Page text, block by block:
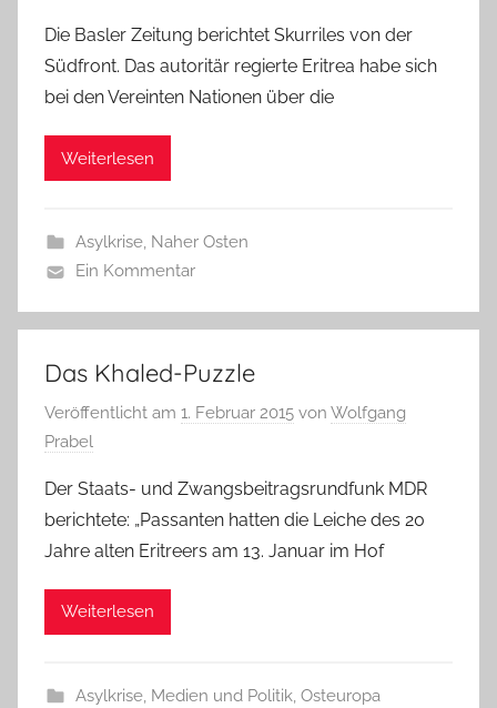
Die Basler Zeitung berichtet Skurriles von der
Südfront. Das autoritär regierte Eritrea habe sich
bei den Vereinten Nationen über die
Weiterlesen
Asylkrise, Naher Osten
Ein Kommentar
Das Khaled-Puzzle
Veröffentlicht am 1. Februar 2015 von Wolfgang
Prabel
Der Staats- und Zwangsbeitragsrundfunk MDR
berichtete: „Passanten hatten die Leiche des 20
Jahre alten Eritreers am 13. Januar im Hof
Weiterlesen
Asylkrise, Medien und Politik, Osteuropa